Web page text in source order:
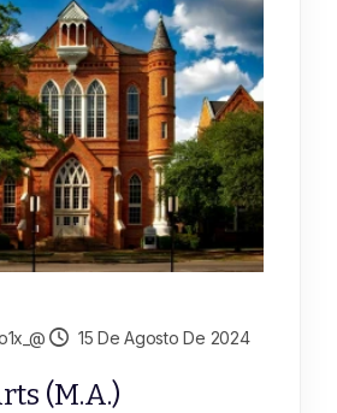
15 De Agosto De 2024
(M.A.)